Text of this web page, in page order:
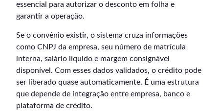
essencial para autorizar o desconto em folha e
garantir a operação.
Se o convênio existir, o sistema cruza informações
como CNPJ da empresa, seu número de matrícula
interna, salário líquido e margem consignável
disponível. Com esses dados validados, o crédito pode
ser liberado quase automaticamente. É uma estrutura
que depende de integração entre empresa, banco e
plataforma de crédito.